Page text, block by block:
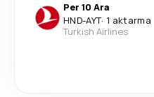
Per 10 Ara
HND-AYT· 1 aktarma
Turkish Airlines